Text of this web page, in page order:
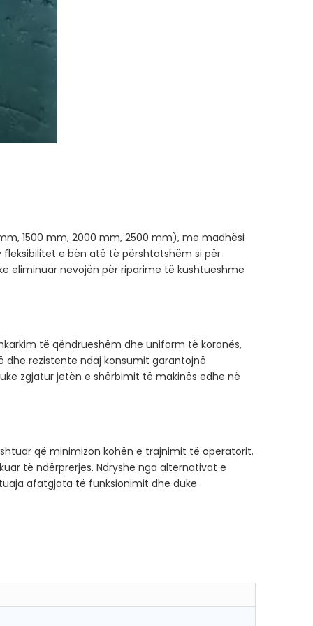
1500 mm, 2000 mm, 2500 mm), me madhësi
e bën atë të përshtatshëm si për
eliminuar nevojën për riparime të kushtueshme
të qëndrueshëm dhe uniform të koronës,
rezistente ndaj konsumit garantojnë
zgjatur jetën e shërbimit të makinës edhe në
që minimizon kohën e trajnimit të operatorit.
të ndërprerjes. Ndryshe nga alternativat e
afatgjata të funksionimit dhe duke